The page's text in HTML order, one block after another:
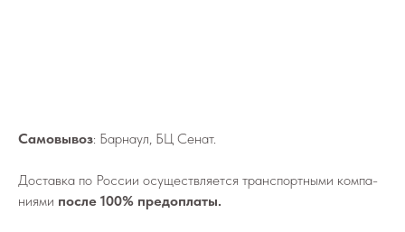
Самовывоз: Барнаул, БЦ Сенат.
До­став­ка по России осу­ществ­ля­ет­ся транс­порт­ны­ми ком­па­
ни­я­ми после 100% предоплаты.